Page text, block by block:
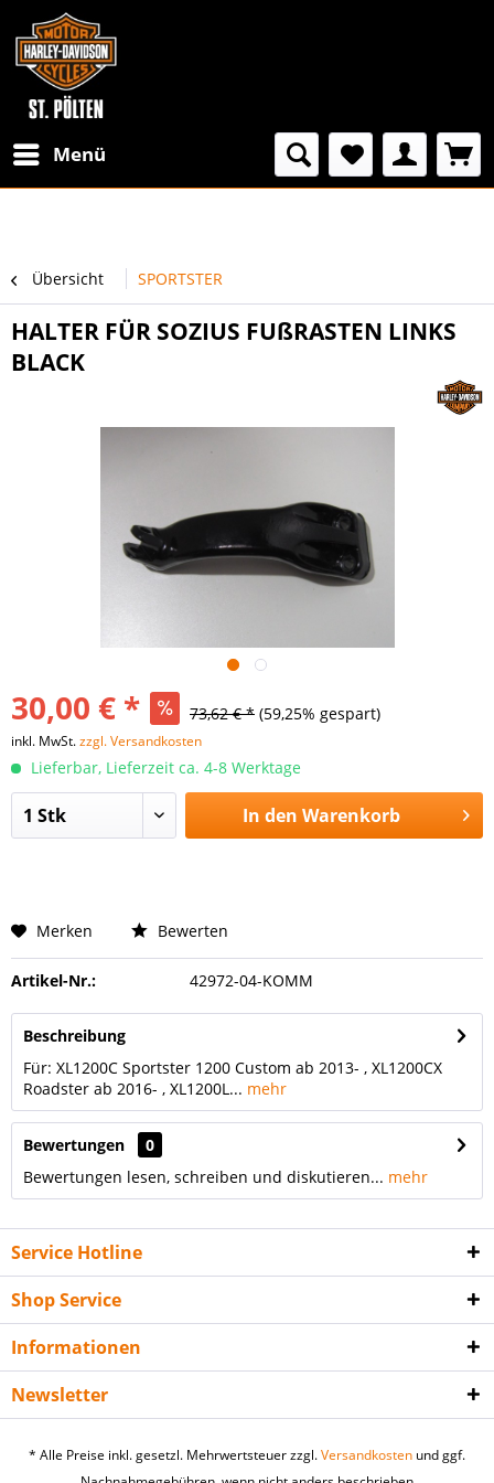
Menü
Übersicht SPORTSTER
HALTER FÜR SOZIUS FUßRASTEN LINKS
BLACK
30,00 € * 73,62 € * (59,25% gespart)
inkl. MwSt.zzgl. Versandkosten
Lieferbar, Lieferzeit ca. 4-8 Werktage
In den Warenkorb
Merken Bewerten
Artikel-Nr.: 42972-04-KOMM
Beschreibung
Für: XL1200C Sportster 1200 Custom ab 2013- , XL1200CX
Roadster ab 2016- , XL1200L... mehr
Bewertungen
0
Bewertungen lesen, schreiben und diskutieren... mehr
Service Hotline
Shop Service
Informationen
Newsletter
* Alle Preise inkl. gesetzl. Mehrwertsteuer zzgl.Versandkosten und ggf.